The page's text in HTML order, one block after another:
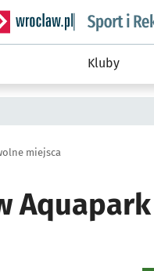
informacyjny
Kluby
miejsca